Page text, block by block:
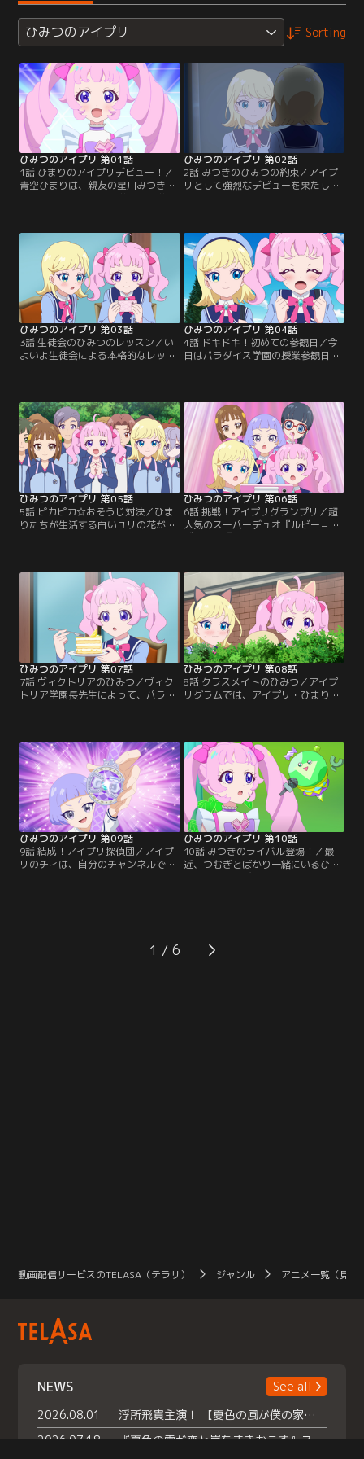
ひみつのアイプリ Sorting
ひみつのアイプリ 第01話
1話 ひまりのアイプリデビュー！／
青空ひまりは、親友の星川みつきと
踊るアイドルプリンセス--アイプリ
に憧れているけど、人見知りでキン
チョーしぃのひまりには、ちょっと
むずかしいかも。そんなひまりが、
なんと入学式で生徒代表の挨拶をす
ることに！？
ひみつのアイプリ 第02話
2話 みつきのひみつの約束／アイプ
リとして強烈なデビューを果たした
気づく。一方のみつきも、先に「ミ
ーちゃん」としてアイプリデビュー
し、ひまりとの約束をやぶっていた
ことに心を痛める。みつきに素直に
謝りたいひまり。
ひみつのアイプリ 第03話
3話 生徒会のひみつのレッスン／い
よいよ生徒会による本格的なレッス
アイプリバースへ遊びにさそう。色
んな場所を案内してもらって、楽し
い時間をすごすひまり。しかしステ
ージの控室を見て、「もっといっぱ
い練習してから、アイプリになった
方が良かったのかな……」…。
ひみつのアイプリ 第04話
4話 ドキドキ！初めての参観日／今
日はパラダイス学園の授業参観日。
学園内を見学。すると、遅刻しそう
になった初等部の少年・ゆうまと、
ひいろがぶつかってしまう。その
時、ポケットからリップスティック
が落ちてしまったことに気づいてい
ないひいろ。
ひみつのアイプリ 第05話
5話 ピカピカ☆おそうじ対決／ひま
りたちが生活する白いユリの花がモ
二つが競い合う一年に一度の寮対抗
戦「スクールクリーニングマッチ」
が開催！どちらが、よりたくさんお
掃除できるか、その得点で競い合
う。工夫したり、ひみつのアイテム
を使ったり…。
ひみつのアイプリ 第06話
6話 挑戦！アイプリグランプリ／超
人気のスーパーデュオ『ルビー＝ラ
ズリ』と『アイスマイリン』。この
の大会『第1回アイプリグランプ
リ』を開くというのだ。ひまりとみ
つきは、ソロで出ることを決意。そ
の頃、生徒会の生徒会長・一条寺サ
クラはトレーニングにはげんでい
た。
ひみつのアイプリ 第07話
7話 ヴィクトリアのひみつ／ヴィク
トリア学園長先生によって、パラダ
は、自分のせいだと落ち込んでい
た。生徒会長のサクラは、禁止をと
いてもらおうとヴィクトリアの元
に。ヴィクトリアは、アイプリの素
晴らしさをアピールできたら、アイ
プリを許してくれると言う。
ひみつのアイプリ 第08話
8話 クラスメイトのひみつ／アイプ
リグラムでは、アイプリ・ひまりと
『葛飾ユコサイ』について、みんな
で大盛り上がり。そんな中、ひまり
はクラス新聞を作る係に、クラスメ
イトの花園結心と一緒に選ばれる。
結心とお友達になりたいひまり。
ひみつのアイプリ 第09話
9話 結成！アイプリ探偵団／アイプ
リのチィは、自分のチャンネルでア
る。そこに通りかかったクラスメイ
トのチィに、自分がアイプリだと、
ひみつのアイプリ 第10話
10話 みつきのライバル登場！／最
近、つむぎとばかり一緒にいるひま
りに、少しさびしさを感じているみ
デュエルオーディションでつむぎと
対決してほしいと頼む。しかし、負
1
動画配信サービスのTELASA（テラサ） ジャンル アニメ一覧（見放
NEWS
See all
2026.08.01
浮所飛貴主演！ 【夏色の風が僕の家にやってきた】 本日よりテラサで独占配信スタート！
2026.07.18
『夏色の雲が恋と嵐をまきおこす』スペシャルメイキング 【Part1】2026年７月18日（土）23時30分～配信スタート！話題のシーンの裏側を大公開！豪華キャスト大集合！ 『武宮家 真夏の家族会議』開催！